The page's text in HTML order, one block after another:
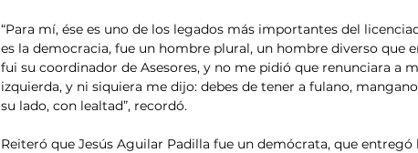
“Para mí, ése es uno de los legados más importantes del
es la democracia, fue un hombre plural, un hombre diverso que
fui su coordinador de Asesores, y no me pidió que renunciara a
izquierda, y ni siquiera me dijo: debes de tener a fulano,
su lado, con lealtad”, recordó.
Reiteró que Jesús Aguilar Padilla fue un demócrata, que